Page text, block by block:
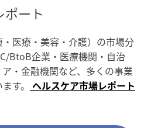
ポート
医療・美容・介護）の市場分
BtoB企業・医療機関・自治
・金融機関など、多くの事業
す。 ヘルスケア市場レポート